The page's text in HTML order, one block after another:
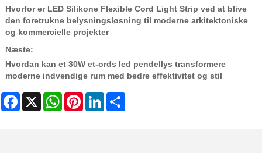
Hvorfor er LED Silikone Flexible Cord Light Strip ved at blive
den foretrukne belysningsløsning til moderne arkitektoniske
og kommercielle projekter
Næste:
Hvordan kan et 30W et-ords led pendellys transformere
moderne indvendige rum med bedre effektivitet og stil
Facebook
X WhatsAppPinterestLinkedIn